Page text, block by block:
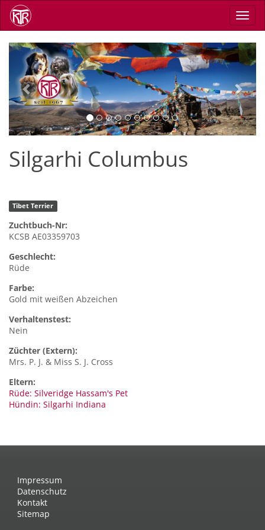
Direkt
zum
Inhalt
Previous Next
Silgarhi Columbus
Tibet Terrier
Zuchtbuch-Nr:
KCSB AE03359703
Geschlecht:
Rüde
Farbe:
Gold mit weißen Abzeichen
Verhaltenstest:
Nein
Züchter (Extern):
Mrs. P. J. & Miss S. J. Cross
Eltern:
Rüde: Silveridge Hassam's Pet
Hündin: Silgarhi Indiana
Impressum
Datenschutz
Kontakt
Sitemap